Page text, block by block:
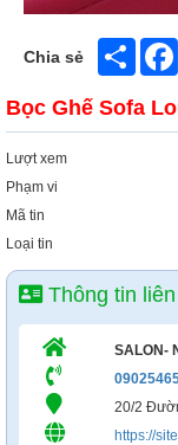
Tổng Hợp
Chia sẻ Share
Bọc Ghế Sofa
Lượt xem
Phạm vi
Mã tin
Loại tin
Thông tin
SALON-
20/2
https://